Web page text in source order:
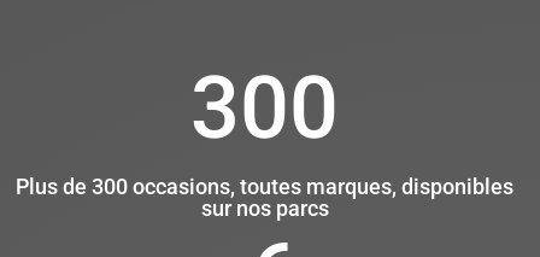
300
Plus de 300 occasions, toutes marques, disponibles
sur nos parcs